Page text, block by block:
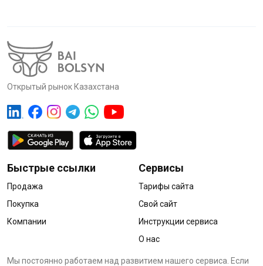
Открытый рынок Казахстана
Быстрые ссылки
Продажа
Покупка
Компании
Сервисы
Тарифы сайта
Свой сайт
Инструкции сервиса
О нас
Мы постоянно работаем над развитием нашего сервиса. Если